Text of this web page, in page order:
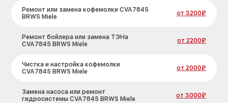
Ремонт или замена кофемолки CVA7845
BRWS Miele
от 3200₽
Ремонт бойлера или замена ТЭНа
CVA7845 BRWS Miele
от 2200₽
Чистка и настройка кофемолки
CVA7845 BRWS Miele
от 2000₽
Замена насоса или ремонт
гидросистемы CVA7845 BRWS Miele
от 3000₽